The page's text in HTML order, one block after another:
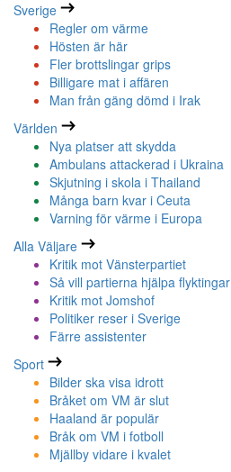
Sverige
Regler om värme
Hösten är här
Fler brottslingar grips
Billigare mat i affären
Man från gäng dömd i Irak
Världen
Nya platser att skydda
Ambulans attackerad i Ukraina
Skjutning i skola i Thailand
Många barn kvar i Ceuta
Varning för värme i Europa
Alla Väljare
Kritik mot Vänsterpartiet
Så vill partierna hjälpa flyktingar
Kritik mot Jomshof
Politiker reser i Sverige
Färre assistenter
Sport
Bilder ska visa idrott
Bråket om VM är slut
Haaland är populär
Bråk om VM i fotboll
Mjällby vidare i kvalet